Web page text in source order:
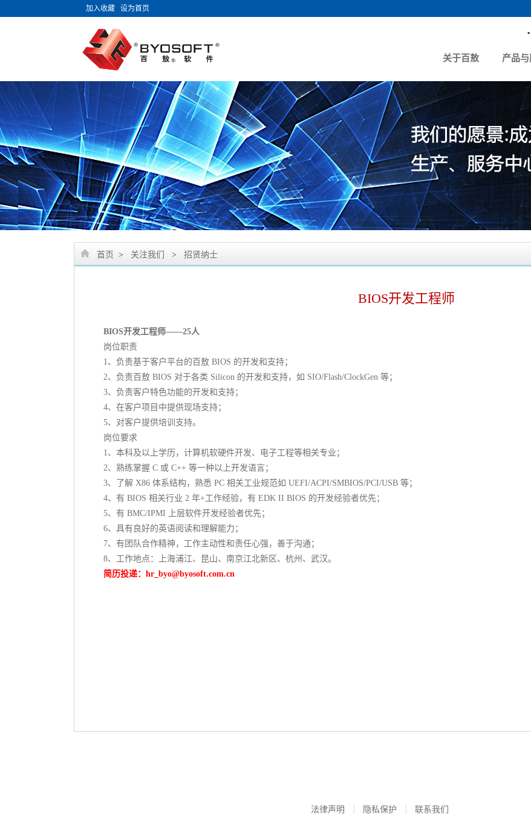
加入收藏 设为首页
关于百敖 产品
▪
首页 > 关注我们 > 招贤纳士
BIOS开发工程师
BIOS开发工程师——25人
岗位职责
1、负责基于客户平台的百敖 BIOS 的开发和支持；
2、负责百敖 BIOS 对于各类 Silicon 的开发和支持，如 SIO/Flash/ClockGen 等；
3、负责客户特色功能的开发和支持；
4、在客户项目中提供现场支持；
5、对客户提供培训支持。
岗位要求
1、本科及以上学历，计算机软硬件开发、电子工程等相关专业；
2、熟练掌握 C 或 C++ 等一种以上开发语言；
3、了解 X86 体系结构，熟悉 PC 相关工业规范如 UEFI/ACPI/SMBIOS/PCI/USB 等；
4、有 BIOS 相关行业 2 年+工作经验，有 EDK II BIOS 的开发经验者优先；
5、有 BMC/IPMI 上层软件开发经验者优先；
6、具有良好的英语阅读和理解能力；
7、有团队合作精神，工作主动性和责任心强，善于沟通；
8、工作地点：上海浦江、昆山、南京江北新区、杭州、武汉。
简历投递：hr_byo@byosoft.com.cn
法律声明 隐私保护 联系我们